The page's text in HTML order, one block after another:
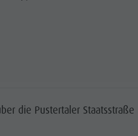
die Pustertaler Staatsstraße